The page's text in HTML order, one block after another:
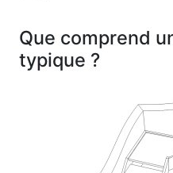
Que comprend
typique ?